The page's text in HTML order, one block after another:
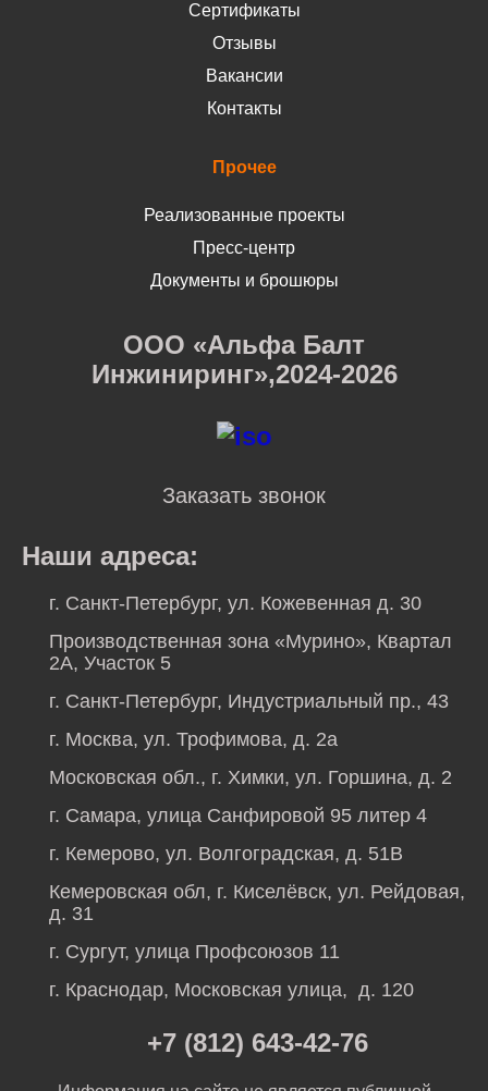
Сертификаты
Отзывы
Вакансии
Контакты
Прочее
Реализованные проекты
Пресс-центр
Документы и брошюры
ООО «Альфа Балт
Инжиниринг»,2024-2026
Заказать звонок
Наши адреса:
г. Санкт-Петербург, ул. Кожевенная д. 30
Производственная зона «Мурино», Квартал
2А, Участок 5
г. Санкт-Петербург, Индустриальный пр., 43
г. Москва, ул. Трофимова, д. 2а
Московская обл., г. Химки, ул. Горшина, д. 2
г. Самара, улица Санфировой 95 литер 4
г. Кемерово, ул. Волгоградская, д. 51В
Кемеровская обл, г. Киселёвск, ул. Рейдовая,
д. 31
г. Сургут, улица Профсоюзов 11
г. Краснодар, Московская улица, д. 120
+7 (812) 643-42-76